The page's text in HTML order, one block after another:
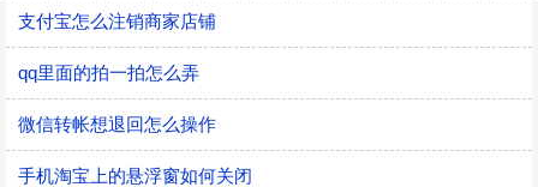
支付宝怎么注销商家店铺
qq里面的拍一拍怎么弄
微信转帐想退回怎么操作
手机淘宝上的悬浮窗如何关闭